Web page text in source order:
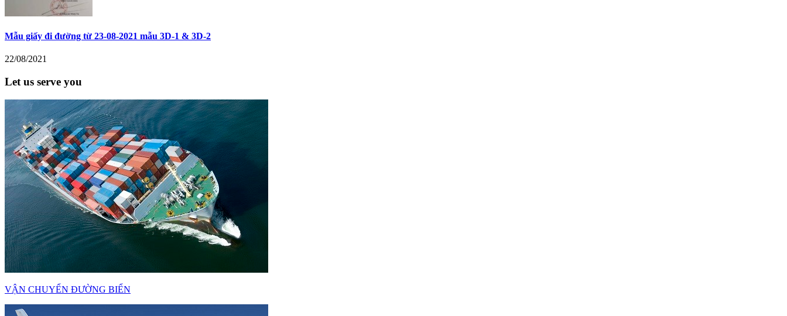
Mẫu giấy đi đường từ 23-08-2021 mẫu 3D-1 & 3D-2
22/08/2021
Let us serve you
VẬN CHUYỂN ĐƯỜNG BIỂN